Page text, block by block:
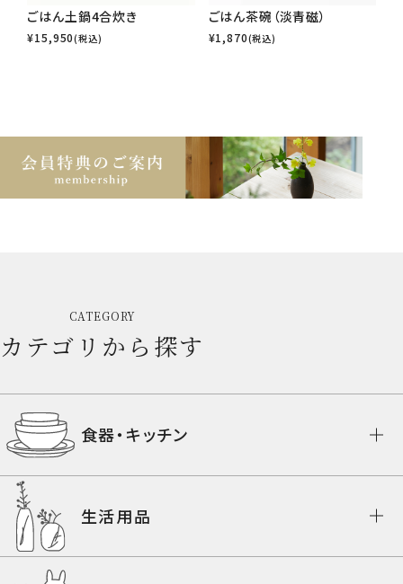
ごはん土鍋4合炊き
¥15,950(税込)
ごはん茶碗（淡青磁）
¥1,870(税込)
CATEGORY
カテゴリから探す
食器・キッチン
生活用品